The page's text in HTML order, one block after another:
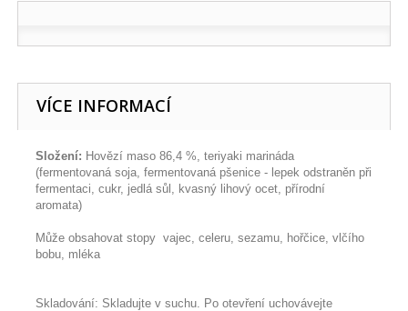
VÍCE INFORMACÍ
Složení: Hovězí maso 86,4 %, teriyaki marináda
(fermentovaná soja, fermentovaná pšenice - lepek odstraněn při
fermentaci, cukr, jedlá sůl, kvasný lihový ocet, přírodní
aromata)
Může obsahovat stopy vajec, celeru, sezamu, hořčice, vlčího
bobu, mléka
Skladování: Skladujte v suchu. Po otevření uchovávejte